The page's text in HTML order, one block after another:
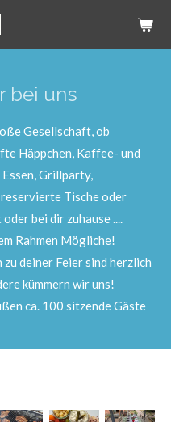
bei uns
Gesellschaft, ob
Häppchen, Kaffee- und
Grillparty,
Tische oder
bei dir zuhause ....
Rahmen Mögliche!
deiner Feier sind herzlich
kümmern wir uns!
ca. 100 sitzende Gäste